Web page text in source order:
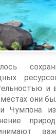
они
Чумпона